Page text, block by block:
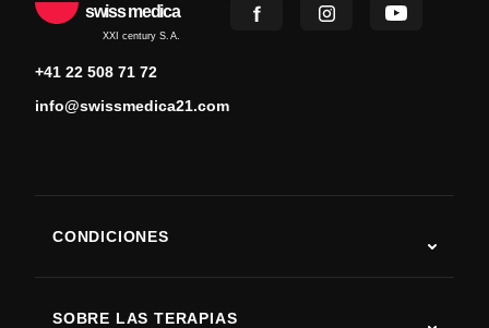
swiss medica
XXI century S.A.
+41 22 508 71 72
info@swissmedica21.com
CONDICIONES
SOBRE LAS TERAPIAS